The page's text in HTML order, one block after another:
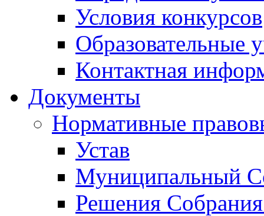
Условия конкурсов
Образовательные
Контактная
Документы
Нормативные
Устав
Муниципальный
Решения